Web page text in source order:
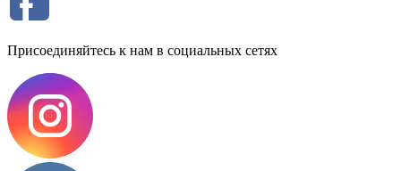
Присоединяйтесь к нам в социальных сетях